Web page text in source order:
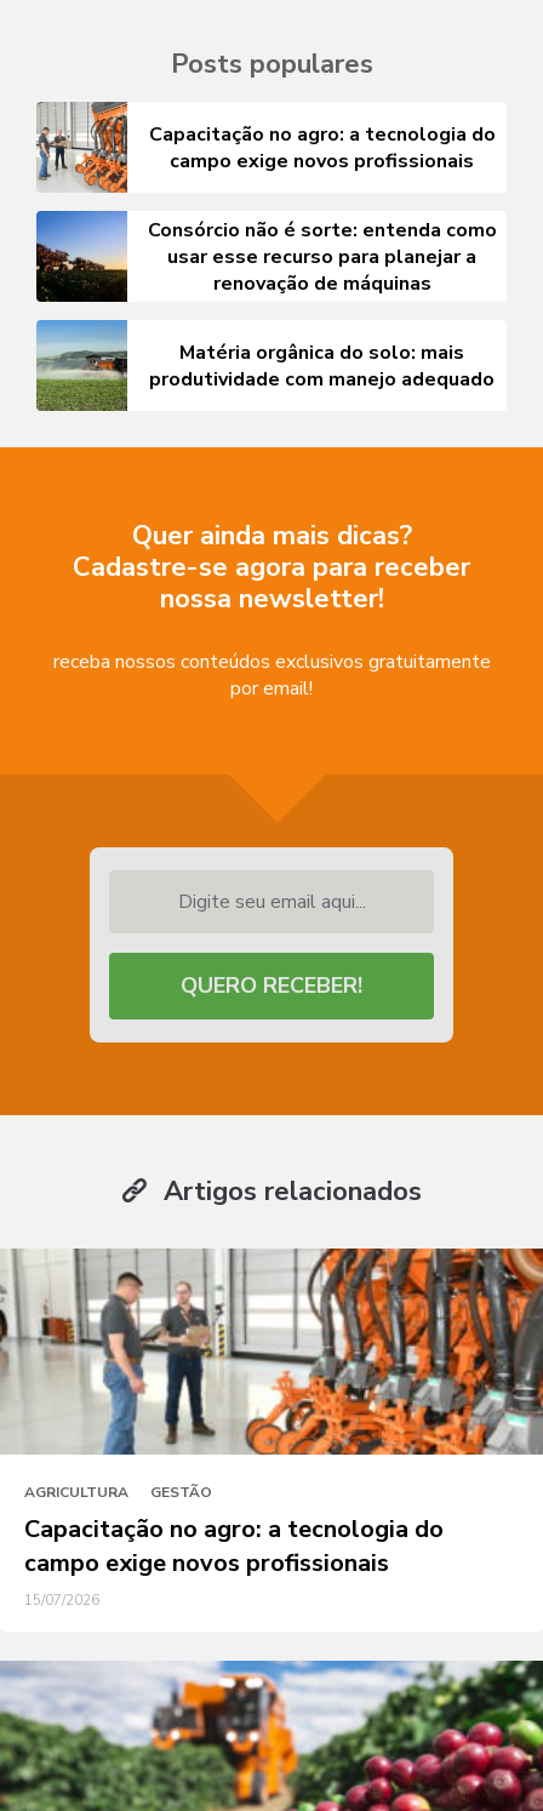
Posts populares
Capacitação no agro: a tecnologia do
campo exige novos profissionais
Consórcio não é sorte: entenda como
usar esse recurso para planejar a
renovação de máquinas
Matéria orgânica do solo: mais
produtividade com manejo adequado
Quer ainda mais dicas?
Cadastre-se agora para receber
nossa newsletter!
receba nossos conteúdos exclusivos gratuitamente
por email!
QUERO RECEBER!
Artigos relacionados
AGRICULTURA GESTÃO
Capacitação no agro: a tecnologia do
campo exige novos profissionais
15/07/2026